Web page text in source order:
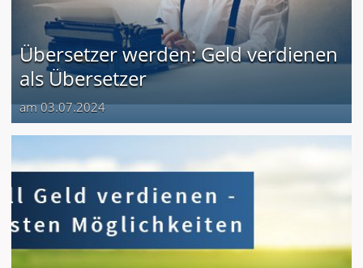
Übersetzer werden: Geld verdienen
als Übersetzer
am 03.07.2024